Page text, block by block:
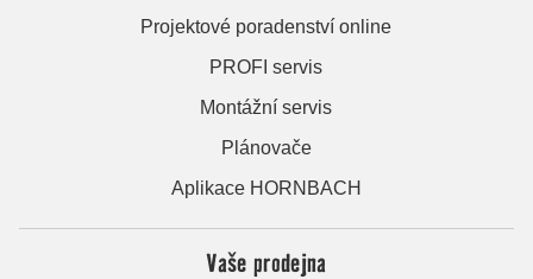
Projektové poradenství online
PROFI servis
Montážní servis
Plánovače
Aplikace HORNBACH
Vaše prodejna